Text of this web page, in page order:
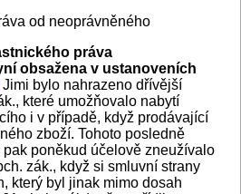
od neoprávněného
práva
obsažena v ustanoveních
Jimi bylo nahrazeno dřívější
které umožňovalo nabytí
i v případě, když prodávající
zboží. Tohoto posledně
poněkud účelově zneužívalo
zák., když si smluvní strany
který byl jinak mimo dosah